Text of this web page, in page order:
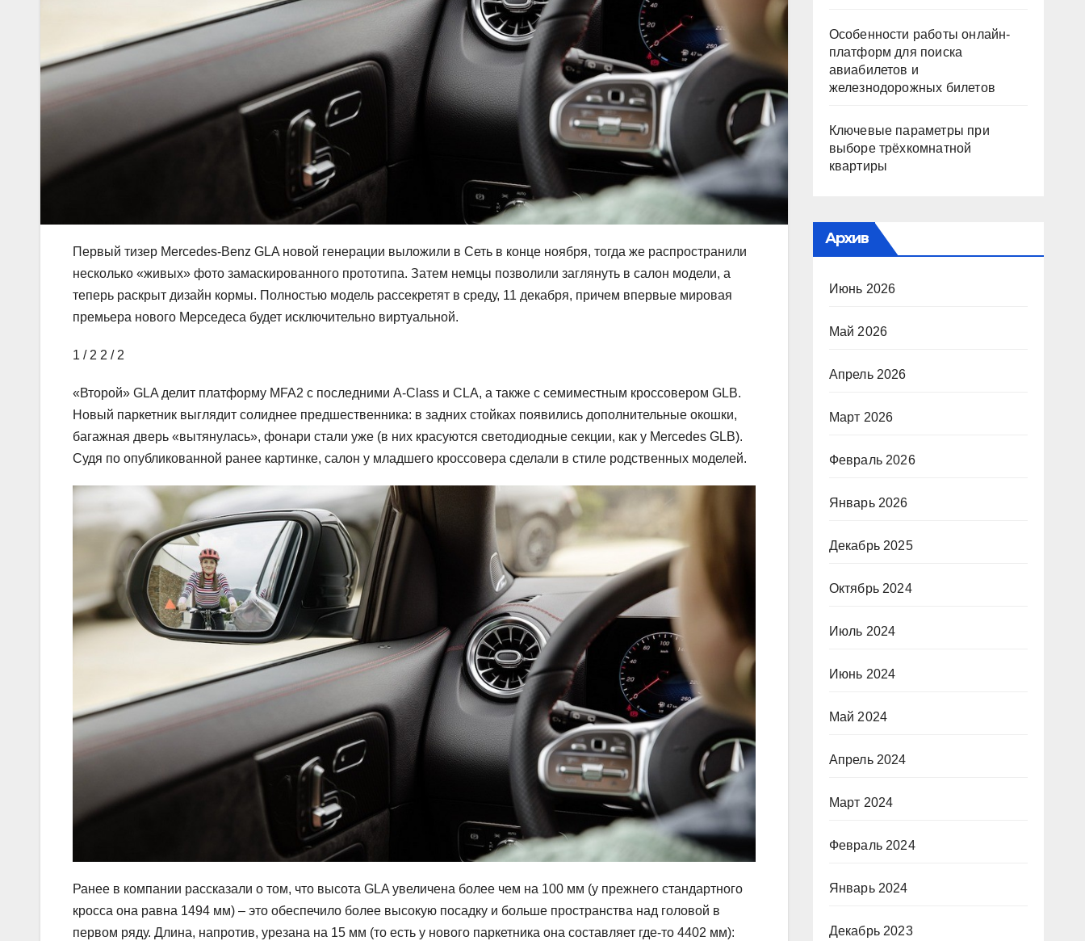
Первый тизер Mercedes-Benz GLA новой генерации выложили в Сеть в конце ноября, тогда же распространили
несколько «живых» фото замаскированного прототипа. Затем немцы позволили заглянуть в салон модели, а
теперь раскрыт дизайн кормы. Полностью модель рассекретят в среду, 11 декабря, причем впервые мировая
премьера нового Мерседеса будет исключительно виртуальной.
1 / 2 2 / 2
«Второй» GLA делит платформу MFA2 с последними A-Class и CLA, а также с семиместным кроссовером GLB.
Новый паркетник выглядит солиднее предшественника: в задних стойках появились дополнительные окошки,
багажная дверь «вытянулась», фонари стали уже (в них красуются светодиодные секции, как у Mercedes GLB).
Судя по опубликованной ранее картинке, салон у младшего кроссовера сделали в стиле родственных моделей.
Ранее в компании рассказали о том, что высота GLA увеличена более чем на 100 мм (у прежнего стандартного
кросса она равна 1494 мм) – это обеспечило более высокую посадку и больше пространства над головой в
первом ряду. Длина, напротив, урезана на 15 мм (то есть у нового паркетника она составляет где-то 4402 мм):
Особенности работы онлайн-
платформ для поиска
авиабилетов и
железнодорожных билетов
Ключевые параметры при
выборе трёхкомнатной
квартиры
Архив
Июнь 2026
Май 2026
Апрель 2026
Март 2026
Февраль 2026
Январь 2026
Декабрь 2025
Октябрь 2024
Июль 2024
Июнь 2024
Май 2024
Апрель 2024
Март 2024
Февраль 2024
Январь 2024
Декабрь 2023